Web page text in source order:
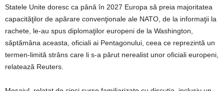
Statele Unite doresc ca până în 2027 Europa să preia majoritatea
capacităţilor de apărare convenţionale ale NATO, de la informaţii la
rachete, le-au spus diplomaţilor europeni de la Washington,
săptămâna aceasta, oficiali ai Pentagonului, ceea ce reprezintă un
termen-limită strâns care li s-a părut nerealist unor oficiali europeni,
relatează Reuters.